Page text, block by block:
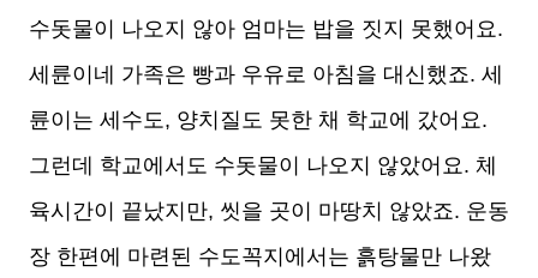
수돗물이 나오지 않아 엄마는 밥을 짓지 못했어요.
세륜이네 가족은 빵과 우유로 아침을 대신했죠. 세
륜이는 세수도, 양치질도 못한 채 학교에 갔어요.
그런데 학교에서도 수돗물이 나오지 않았어요. 체
육시간이 끝났지만, 씻을 곳이 마땅치 않았죠. 운동
장 한편에 마련된 수도꼭지에서는 흙탕물만 나왔